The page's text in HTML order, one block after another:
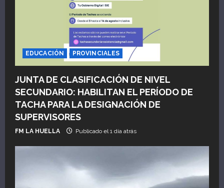
EDUCACIÓN PROVINCIALES
JUNTA DE CLASIFICACIÓN DE NIVEL
SECUNDARIO: HABILITAN EL PERÍODO DE
TACHA PARA LA DESIGNACIÓN DE
SUPERVISORES
FM LA HUELLA Publicado el 1 día atrás